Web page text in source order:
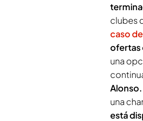
clubes
caso
ofertas
una
Alonso.
una
está